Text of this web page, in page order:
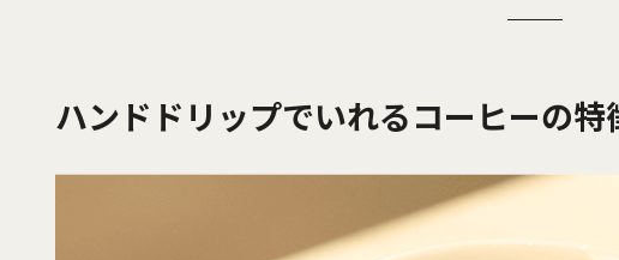
ハンドドリップでいれるコーヒーの特